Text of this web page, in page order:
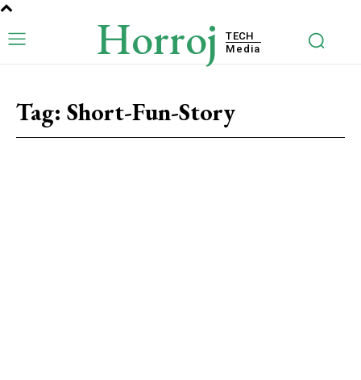
Horroj
TECH
Media
Tag: Short-Fun-Story